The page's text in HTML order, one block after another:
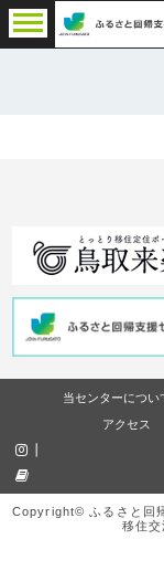
当センターについ
アクセス
Copyright© ふるさと回
移住